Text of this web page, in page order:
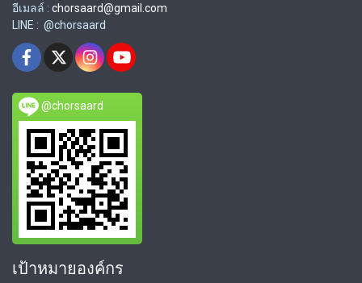
อีเมลล์ : chorsaard@gmail.com
LINE : @chorsaard
@chorsaard
เป้าหมายองค์กร